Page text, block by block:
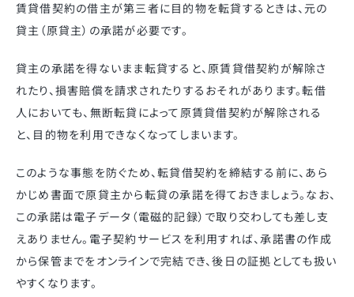
賃貸借契約の借主が第三者に目的物を転貸するときは、元の
貸主（原貸主）の承諾が必要です。
貸主の承諾を得ないまま転貸すると、原賃貸借契約が解除さ
れたり、損害賠償を請求されたりするおそれがあります。転借
人においても、無断転貸によって原賃貸借契約が解除される
と、目的物を利用できなくなってしまいます。
このような事態を防ぐため、転貸借契約を締結する前に、あら
かじめ書面で原貸主から転貸の承諾を得ておきましょう。なお、
この承諾は電子データ（電磁的記録）で取り交わしても差し支
えありません。電子契約サービスを利用すれば、承諾書の作成
から保管までをオンラインで完結でき、後日の証拠としても扱い
やすくなります。